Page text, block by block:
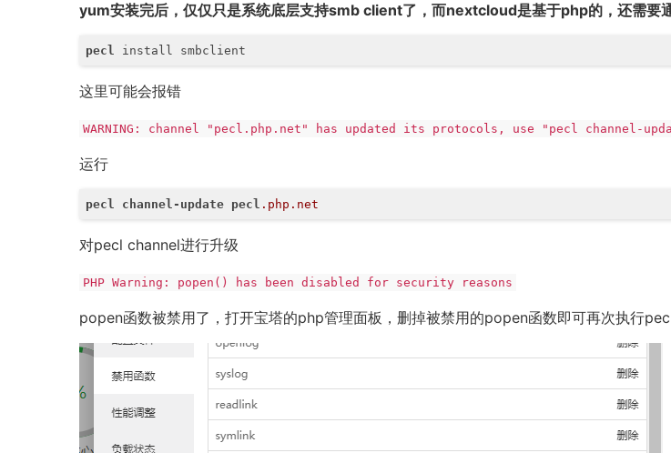
yum安装完后，仅仅只是系统底层支持smb client了，而nextcloud是基于php的，还需要
pecl install smbclient
这里可能会报错
WARNING: channel "pecl.php.net" has updated its protocols, use "pecl channel-
运行
pecl channel-update pecl .php .net
对pecl channel进行升级
PHP Warning: popen() has been disabled for security reasons
popen函数被禁用了，打开宝塔的php管理面板，删掉被禁用的popen函数即可再次执行